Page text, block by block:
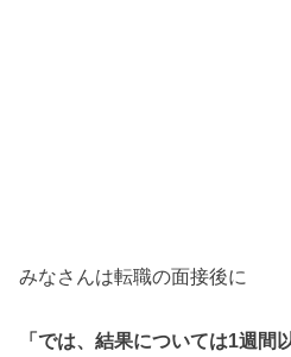
みなさんは転職の面接後に
「では、結果については1週間